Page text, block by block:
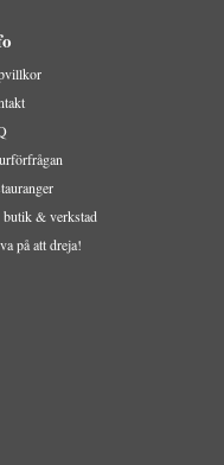
butik & verkstad
på att dreja!